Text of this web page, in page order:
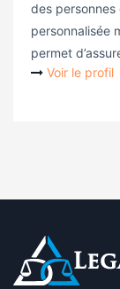
des personnes
personnalisée
permet
Voir le profil